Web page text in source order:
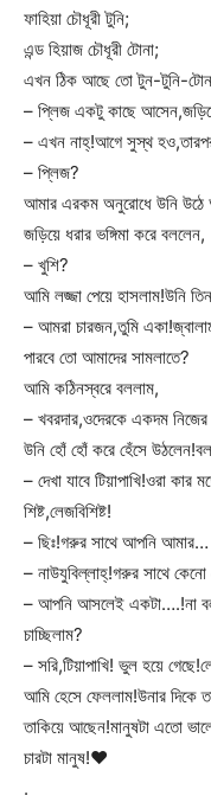
ফাহিয়া চৌধূরী টুনি;
এন্ড হিয়াজ চৌধূরী টোনা;
এখন ঠিক আছে তো টুন-টুনি-
– প্লিজ একটু কাছে
– এখন নাহ্!আগে সুস্থ
– প্লিজ?
আমার এরকম অনুরোধে উনি উঠে
জড়িয়ে ধরার ভঙ্গিমা করে বললেন,
– খুশি?
আমি লজ্জা পেয়ে হাসলাম!উনি
– আমরা চারজন,তুমি
পারবে তো আমাদের সামলাতে?
আমি কঠিনস্বরে বললাম,
– খবরদার,ওদেরকে একদম নিজের
উনি হোঁ হোঁ করে হেঁসে
– দেখা যাবে টিয়াপাখি!ওরা
শিষ্ট,লেজবিশিষ্ট!
– ছিঃ!গরুর সাথে আপনি আমার…
– নাউযুবিল্লাহ্!গরুর সাথে
– আপনি আসলেই একটা….!না
চাচ্ছিলাম?
– সরি,টিয়াপাখি! ভুল হয়ে
আমি হেসে ফেললাম!উনার দিকে
তাকিয়ে আছেন!মানুষটা এতো
চারটা মানুষ!♥
.